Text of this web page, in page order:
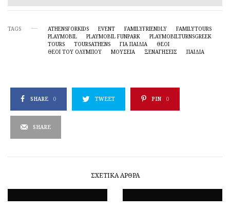
TAGS ATHENSFORKIDS EVENT FAMILYFRIENDLY
FAMILYTOURS
PLAYMOBIL
PLAYMOBIL FUNPARK
PLAYMOBILTURNSGREEK
TOURS
TOURSATHENS ΓΙΑ ΠΑΙΔΙΑ
ΘΕΟΙ
ΘΕΟΊ ΤΟΥ ΟΛΎΜΠΟΥ
ΜΟΥΣΕΊΑ ΞΕΝΑΓΉΣΕΙΣ ΠΑΙΔΙΆ
SHARE 0 TWEET PIN 0
SHARE
ΣΧΕΤΙΚΆ ΆΡΘΡΑ